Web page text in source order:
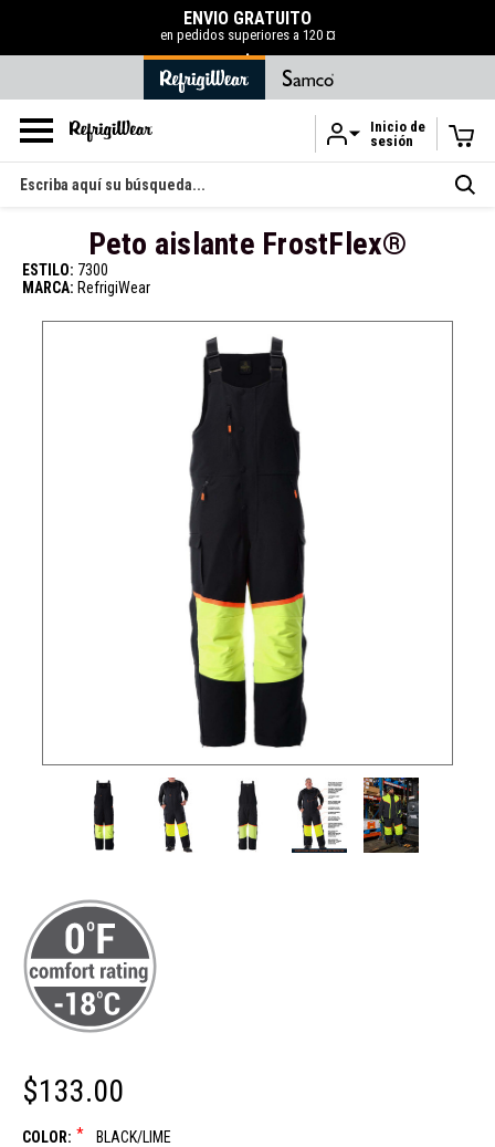
Ir al contenido principal
ENVÍO GRATUITO
en pedidos superiores a 120 ¤
.
Inicio de
sesión
Buscar
en
Peto aislante FrostFlex®
ESTILO: 7300
MARCA: RefrigiWear
$133.00
COLOR: * BLACK/LIME